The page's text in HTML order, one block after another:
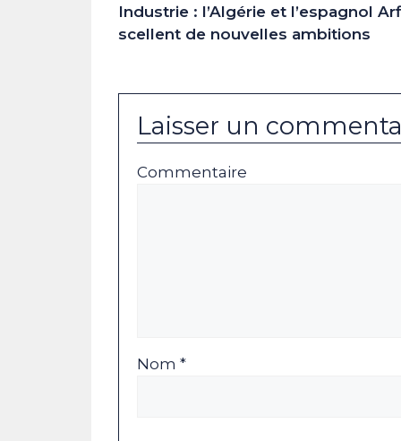
Industrie : l’Algérie et l’espagnol
scellent de nouvelles ambitions
Laisser un
Commentaire
Nom *